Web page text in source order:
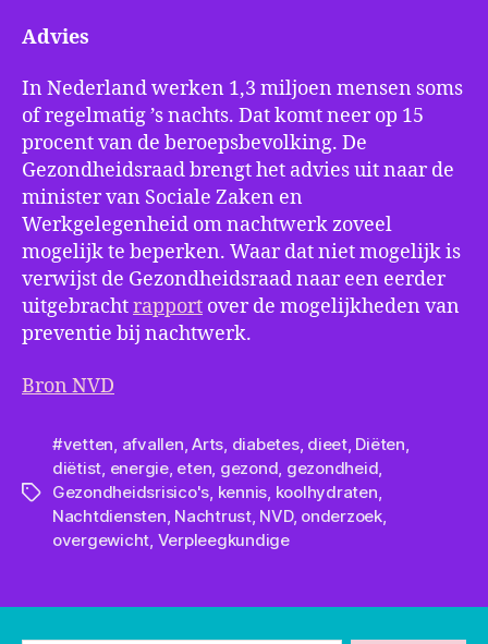
Advies
In Nederland werken 1,3 miljoen mensen soms
of regelmatig ’s nachts. Dat komt neer op 15
procent van de beroepsbevolking. De
Gezondheidsraad brengt het advies uit naar de
minister van Sociale Zaken en
Werkgelegenheid om nachtwerk zoveel
mogelijk te beperken. Waar dat niet mogelijk is
verwijst de Gezondheidsraad naar een eerder
uitgebrachtrapport over de mogelijkheden van
preventie bij nachtwerk.
Bron NVD
Tags
#vetten, afvallen,Arts, diabetes, dieet, Diëten,
diëtist, energie, eten, gezond, gezondheid,
Gezondheidsrisico's, kennis, koolhydraten,
Nachtdiensten, Nachtrust, NVD, onderzoek,
overgewicht, Verpleegkundige